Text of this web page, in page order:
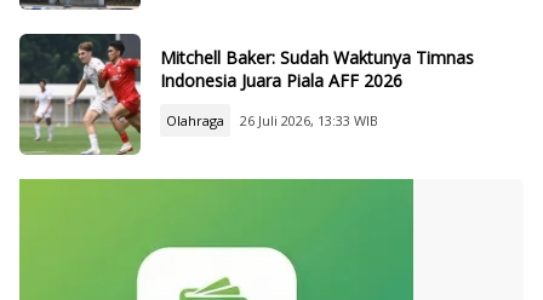
Mitchell Baker: Sudah Waktunya Timnas
Indonesia Juara Piala AFF 2026
Olahraga 26 Juli 2026, 13:33 WIB